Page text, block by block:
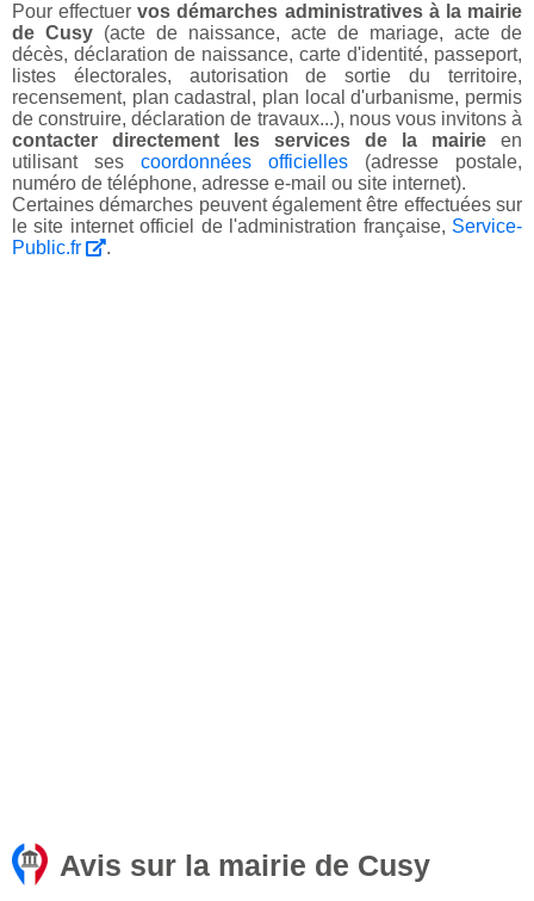
Pour effectuervos démarches administratives à la mairie
de Cusy (acte de naissance, acte de mariage, acte de
décès, déclaration de naissance, carte d'identité, passeport,
listes électorales, autorisation de sortie du territoire,
recensement, plan cadastral, plan local d'urbanisme, permis
de construire, déclaration de travaux...), nous vous invitons à
contacter directement les services de la mairie en
utilisant ses coordonnées officielles (adresse postale,
numéro de téléphone, adresse e-mail ou site internet).
Certaines démarches peuvent également être effectuées sur
le site internet officiel de l'administration française, Service-
Public.fr
.
Avis sur la mairie de Cusy